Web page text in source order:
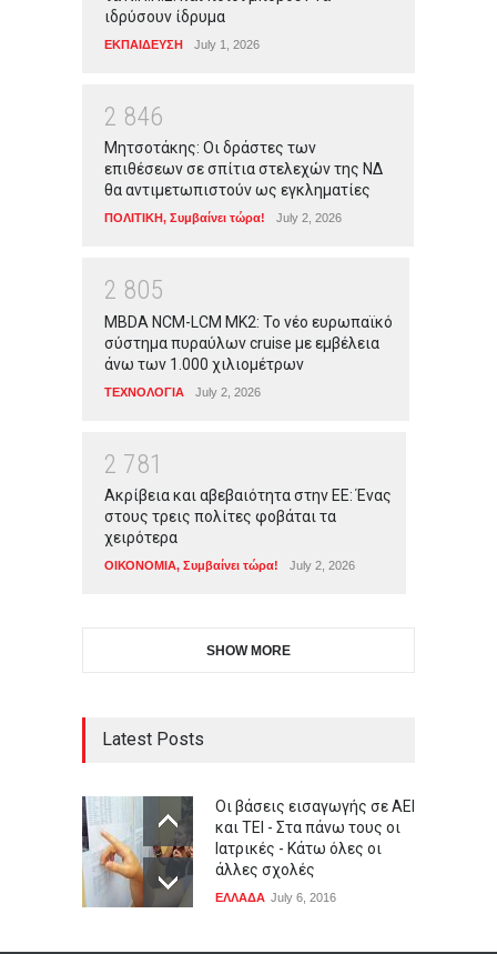
ιδρύσουν ίδρυμα
ΕΚΠΑΙΔΕΥΣΗ July 1, 2026
2 846
Μητσοτάκης: Οι δράστες των
επιθέσεων σε σπίτια στελεχών της ΝΔ
θα αντιμετωπιστούν ως εγκληματίες
ΠΟΛΙΤΙΚΗ, Συμβαίνει τώρα! July 2, 2026
2 805
MBDA NCM-LCM MK2: Το νέο ευρωπαϊκό
σύστημα πυραύλων cruise με εμβέλεια
άνω των 1.000 χιλιομέτρων
ΤΕΧΝΟΛΟΓΙΑ July 2, 2026
2 781
Ακρίβεια και αβεβαιότητα στην ΕΕ: Ένας
στους τρεις πολίτες φοβάται τα
χειρότερα
ΟΙΚΟΝΟΜΙΑ, Συμβαίνει τώρα! July 2, 2026
SHOW MORE
Latest Posts
Οι βάσεις εισαγωγής σε ΑΕΙ
και ΤΕΙ - Στα πάνω τους οι
Ιατρικές - Κάτω όλες οι
άλλες σχολές
ΕΛΛΑΔΑ July 6, 2016